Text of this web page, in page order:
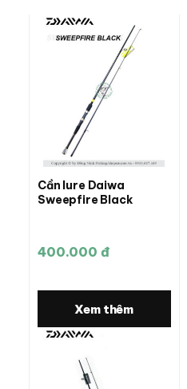
Cần lure Daiwa
Sweepfire Black
400.000 đ
Xem thêm